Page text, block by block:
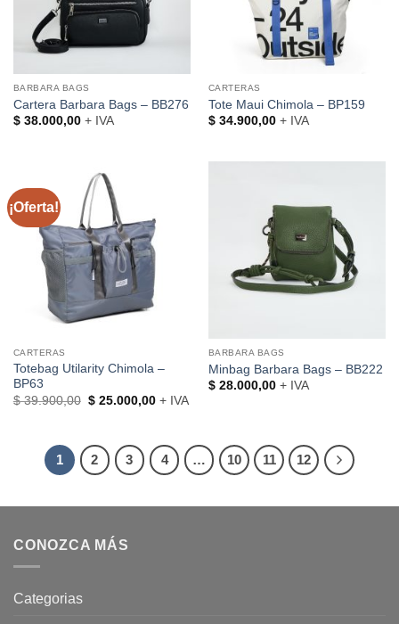
BARBARA BAGS
Cartera Barbara Bags – BB276
$38.000,00+ IVA
CARTERAS
Tote Maui Chimola – BP159
$34.900,00+ IVA
¡Oferta!
CARTERAS
Totebag Utilarity Chimola –
BP63
$39.900,00 El
$ 39.900,00.
$25.000,00El
$ 25.000,00.
+ IVA
BARBARA BAGS
Minbag Barbara Bags – BB222
$28.000,00+ IVA
1 2 3 4 … 10 11 12
CONOZCA MÁS
Categorias